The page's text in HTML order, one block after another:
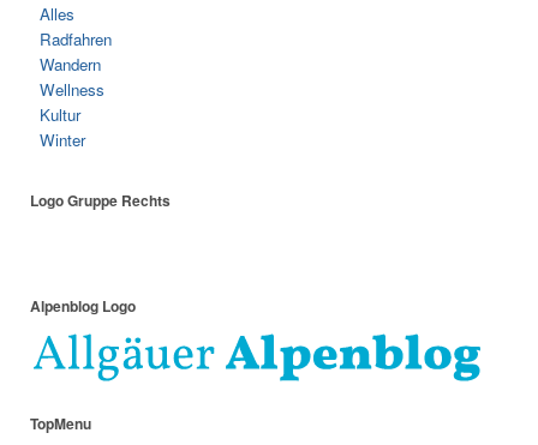
Alles
Radfahren
Wandern
Wellness
Kultur
Winter
Logo Gruppe Rechts
Alpenblog Logo
TopMenu